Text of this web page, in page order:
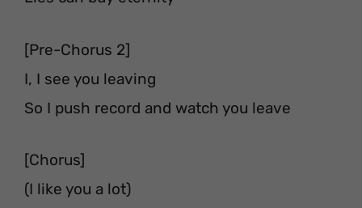
[Pre-Chorus 2]
I, I see you leaving
So I push record and watch you leave
[Chorus]
(I like you a lot)